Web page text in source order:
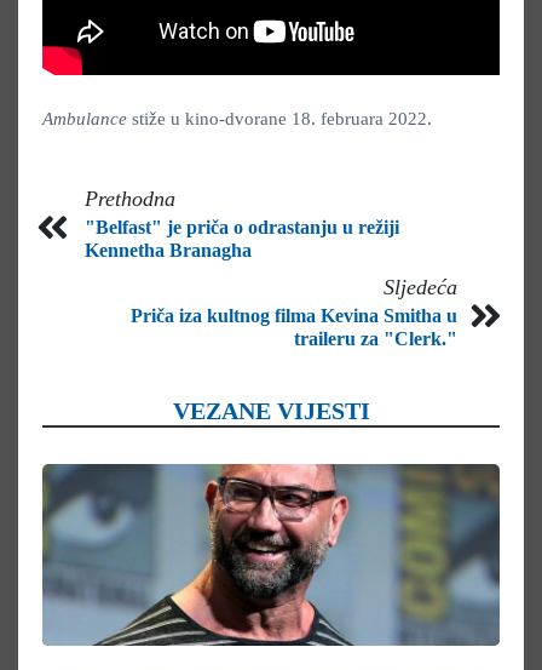
Ambulance stiže u kino-dvorane 18. februara 2022.
Prethodna
"Belfast" je priča o odrastanju u režiji
Kennetha Branagha
Sljedeća
Priča iza kultnog filma Kevina Smitha u
traileru za "Clerk."
VEZANE VIJESTI